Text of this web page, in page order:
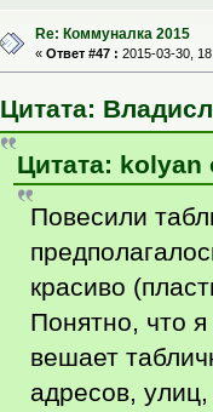
Re: Коммуналка 2015
« Ответ #47 : 2015-03-30,
Цитата:
Цитата: kolyan
Повесили
красиво
Понятно, что
вешает
адресов,